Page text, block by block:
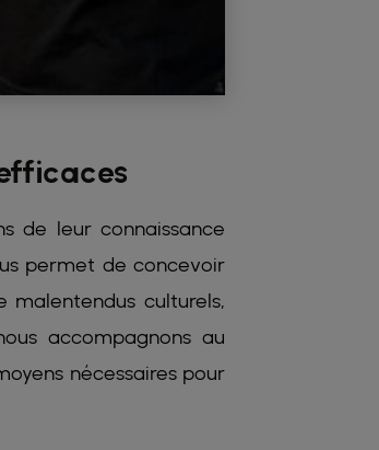
de leur connaissance
permet de concevoir
malentendus culturels,
accompagnons au
nécessaires pour